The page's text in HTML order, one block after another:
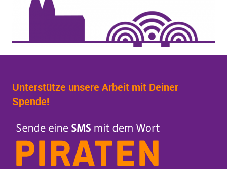
Unterstütze unsere Arbeit mit Deiner
Spende!